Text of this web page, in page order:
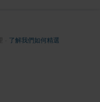
了解我們如何精選